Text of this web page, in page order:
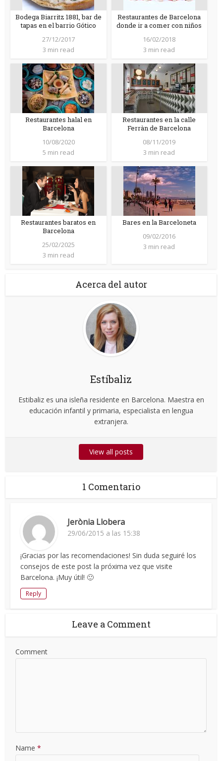
Bodega Biarritz 1881, bar de
tapas en el barrio Gótico
27/12/2017
3 min read
Restaurantes de Barcelona
donde ir a comer con niños
16/02/2018
3 min read
Restaurantes halal en
Barcelona
10/08/2020
5 min read
Restaurantes en la calle
Ferràn de Barcelona
08/11/2019
3 min read
Restaurantes baratos en
Barcelona
25/02/2025
3 min read
Bares en la Barceloneta
09/02/2016
3 min read
Acerca del autor
Estíbaliz
Estibaliz es una isleña residente en Barcelona. Maestra en
educación infantil y primaria, especialista en lengua
extranjera.
View all posts
1 Comentario
Jerònia Llobera
29/06/2015 a las 15:38
¡Gracias por las recomendaciones! Sin duda seguiré los
consejos de este post la próxima vez que visite
Barcelona. ¡Muy útil! 🙂
Reply
Leave a Comment
Comment
Name *